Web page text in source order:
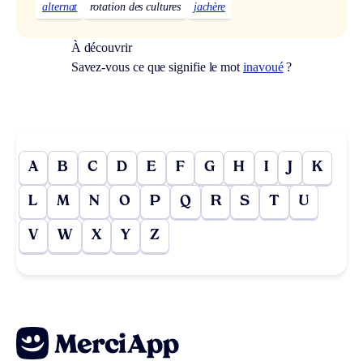
alternat rotation des cultures jachère
À découvrir
Savez-vous ce que signifie le mot inavoué?
A B C D E F G H I J K
L M N O P Q R S T U
V W X Y Z